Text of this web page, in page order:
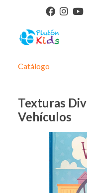
Catálogo
Texturas
Vehículos